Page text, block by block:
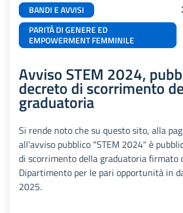
BANDI E AVVISI
PARITÀ DI GENERE ED
EMPOWERMENT FEMMINILE
Avviso STEM 2024,
decreto di scorrimento
graduatoria
Si rende noto che su questo sito, alla
all'avviso pubblico "STEM 2024" è
di scorrimento della graduatoria firmato
Dipartimento per le pari opportunità in
2025.